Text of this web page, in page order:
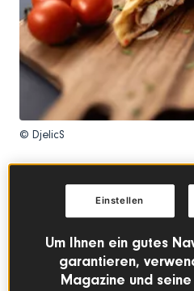
© DjelicS
denn eigentlich Chandeleur?
FrankreichLa Chandeleur
dabei nicht um einen
Februar werden traditionell
Warum werden an diesem Tag
Um Ihnen ein gutes
garantieren,
Magazine und
Einstellen